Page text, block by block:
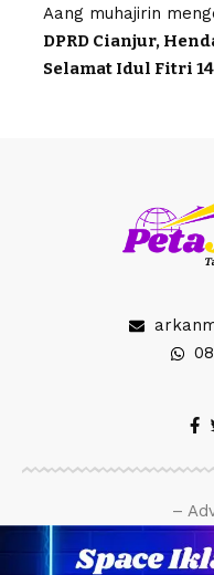
Aang muhajirin
DPRD Cianjur,
Selamat Idul Fitri
–